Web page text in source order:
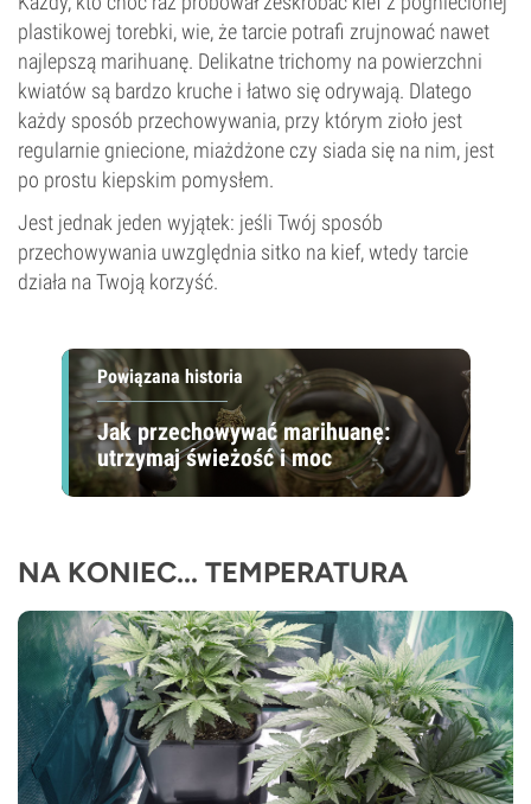
plastikowej torebki, wie, że tarcie potrafi zrujnować nawet
najlepszą marihuanę. Delikatne trichomy na powierzchni
kwiatów są bardzo kruche i łatwo się odrywają. Dlatego
każdy sposób przechowywania, przy którym zioło jest
regularnie gniecione, miażdżone czy siada się na nim, jest
po prostu kiepskim pomysłem.
Jest jednak jeden wyjątek: jeśli Twój sposób
przechowywania uwzględnia sitko na kief, wtedy tarcie
działa na Twoją korzyść.
Powiązana historia
Jak przechowywać marihuanę:
utrzymaj świeżość i moc
NA KONIEC... TEMPERATURA